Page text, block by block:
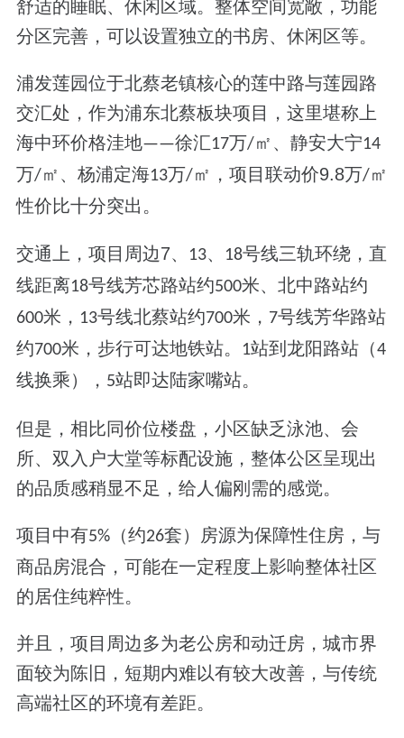
舒适的睡眠、休闲区域。整体空间宽敞，功能
分区完善，可以设置独立的书房、休闲区等。
浦发莲园位于北蔡老镇核心的莲中路与莲园路
交汇处，作为浦东北蔡板块项目，这里堪称上
海中环价格洼地——徐汇17万/㎡、静安大宁14
万/㎡、杨浦定海13万/㎡，项目联动价9.8万/㎡
性价比十分突出。
交通上，项目周边7、 13、 18号线三轨环绕，直
线距离18号线芳芯路站约500米、北中路站约
600米， 13号线北蔡站约700米， 7号线芳华路站
约700米，步行可达地铁站。 1站到龙阳路站（4
线换乘）， 5站即达陆家嘴站。
但是， 相比同价位楼盘，小区缺乏泳池、会
所、双入户大堂等标配设施，整体公区呈现出
的品质感稍显不足，给人偏刚需的感觉。
项目中有5%（约26套）房源为保障性住房，与
商品房混合，可能在一定程度上影响整体社区
的居住纯粹性。
并且， 项目周边多为老公房和动迁房，城市界
面较为陈旧，短期内难以有较大改善，与传统
高端社区的环境有差距。